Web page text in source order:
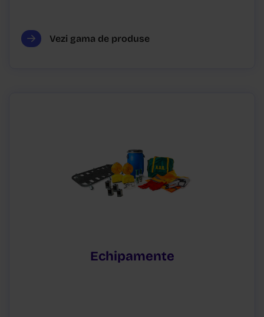
Vezi gama de produse
Echipamente